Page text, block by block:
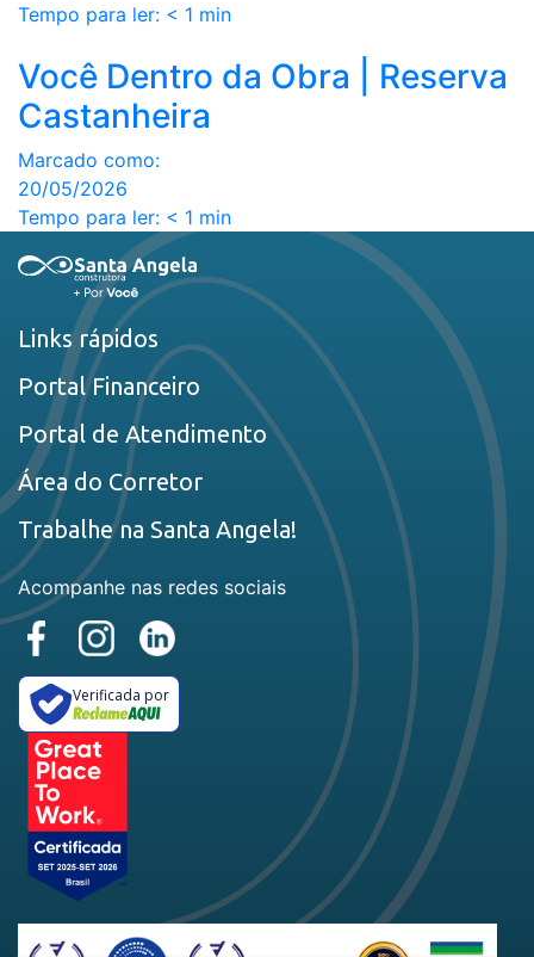
Tempo para ler: < 1 min
Você Dentro da Obra | Reserva
Castanheira
Marcado como:
20/05/2026
Tempo para ler: < 1 min
Links rápidos
Portal Financeiro
Portal de Atendimento
Área do Corretor
Trabalhe na Santa Angela!
Acompanhe nas redes sociais
Verificada por